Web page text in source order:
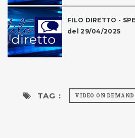
FILO DIRETTO -
del 29/04/2025
TAG : VIDEO ON DEMAND